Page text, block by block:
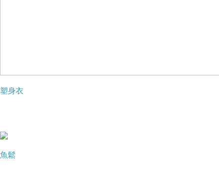
塑身衣
魚鬆